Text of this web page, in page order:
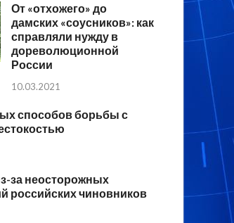
От «отхожего» до
дамских «соусников»: как
справляли нужду в
дореволюционной
России
10.03.2021
способов борьбы с
за неосторожных
российских чиновников